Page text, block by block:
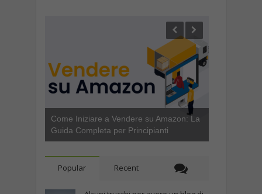
Come Iniziare a Vendere su Amazon: La
Guida Completa per Principianti
Popular Recent